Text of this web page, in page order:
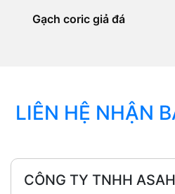
Gạch coric giả đá
LIÊN HỆ NHẬN
CÔNG TY TNHH